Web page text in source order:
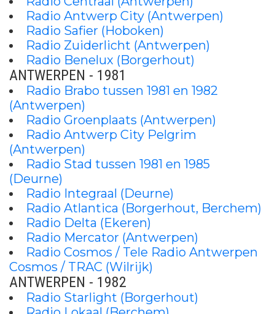
Radio Antwerp City (Antwerpen)
Radio Safier (Hoboken)
Radio Zuiderlicht (Antwerpen)
Radio Benelux (Borgerhout)
ANTWERPEN - 1981
Radio Brabo tussen 1981 en 1982
(Antwerpen)
Radio Groenplaats (Antwerpen)
Radio Antwerp City Pelgrim
(Antwerpen)
Radio Stad tussen 1981 en 1985
(Deurne)
Radio Integraal (Deurne)
Radio Atlantica (Borgerhout, Berchem)
Radio Delta (Ekeren)
Radio Mercator (Antwerpen)
Radio Cosmos / Tele Radio Antwerpen
Cosmos / TRAC (Wilrijk)
ANTWERPEN - 1982
Radio Starlight (Borgerhout)